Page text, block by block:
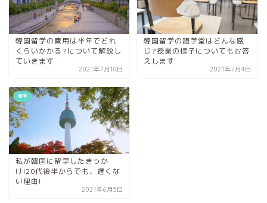
韓国留学の費用は半年でどれ
くらいかかる?について解説し
ていきます
2021年7月10日
韓国留学の語学堂はどんな感
じ?授業の様子についてもお答
えします
2021年7月4日
留学
私が韓国に留学したきっか
け!20代後半からでも、遅くな
い理由!
2021年6月5日